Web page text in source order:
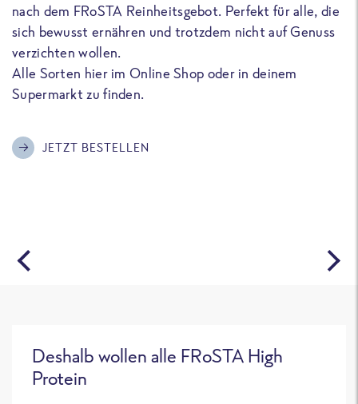
nach dem FRoSTA Reinheitsgebot. Perfekt für alle, die
sich bewusst ernähren und trotzdem nicht auf Genuss
verzichten wollen.
Alle Sorten hier im Online Shop oder in deinem
Supermarkt zu finden.
JETZT BESTELLEN
Deshalb wollen alle FRoSTA High
Protein